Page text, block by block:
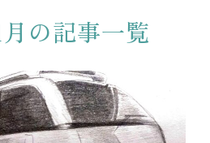
の記事一覧